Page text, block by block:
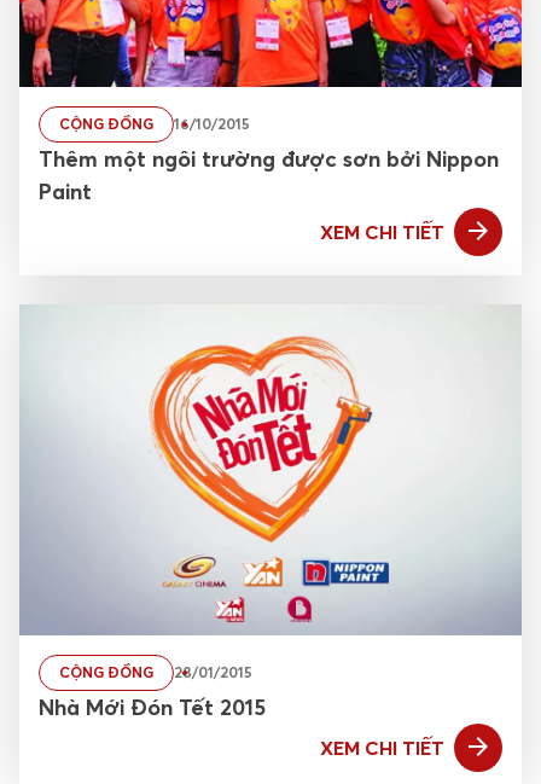
CỘNG ĐỒNG 16/10/2015
Thêm một ngôi trường được sơn bởi Nippon
Paint
XEM CHI TIẾT
CỘNG ĐỒNG 28/01/2015
Nhà Mới Đón Tết 2015
XEM CHI TIẾT